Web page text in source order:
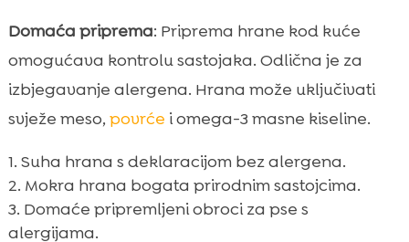
Domaća priprema: Priprema hrane kod kuće
omogućava kontrolu sastojaka. Odlična je za
izbjegavanje alergena. Hrana može uključivati
svježe meso, povrće i omega-3 masne kiseline.
Suha hrana s deklaracijom bez alergena.
Mokra hrana bogata prirodnim sastojcima.
Domaće pripremljeni obroci za pse s
alergijama.